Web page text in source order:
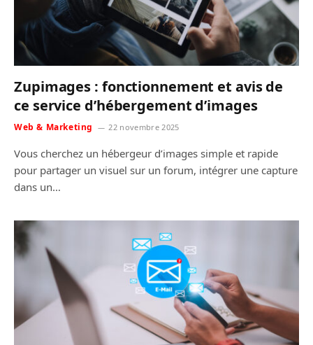
Zupimages : fonctionnement et avis de
ce service d’hébergement d’images
Web & Marketing 22 novembre 2025
Vous cherchez un hébergeur d’images simple et rapide
pour partager un visuel sur un forum, intégrer une capture
dans un…